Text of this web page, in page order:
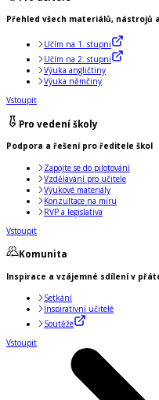
Přehled všech materiálů, nástrojů
Učím na 1. stupni
Učím na 2. stupni
Výuka angličtiny
Výuka němčiny
Vstoupit
Pro vedení školy
Podpora a řešení pro ředitele škol
Zapojte se do pilotování
Vzdělávání pro učitele
Výukové materiály
Konzultace na míru
RVP a legislativa
Vstoupit
Komunita
Inspirace a vzájemné sdílení v
Setkání
Inspirativní učitelé
Soutěže
Vstoupit